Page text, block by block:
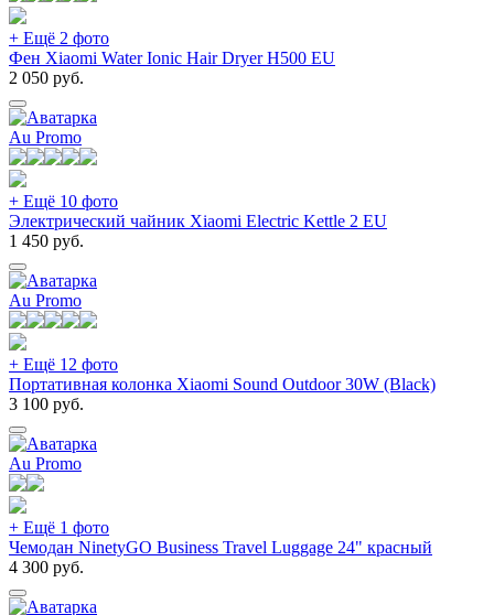
+ Ещё 2 фото
Фен Xiaomi Water Ionic Hair Dryer H500 EU
2 050 руб.
Au Promo
+ Ещё 10 фото
Электрический чайник Xiaomi Electric Kettle 2 EU
1 450 руб.
Au Promo
+ Ещё 12 фото
Портативная колонка Xiaomi Sound Outdoor 30W (Black)
3 100 руб.
Au Promo
+ Ещё 1 фото
Чемодан NinetyGO Business Travel Luggage 24" красный
4 300 руб.